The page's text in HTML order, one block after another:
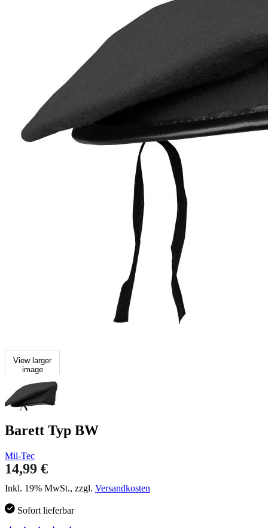
View larger
image
Barett Typ BW
Mil-Tec
14,99 €
Inkl. 19% MwSt., zzgl. Versandkosten
Sofort lieferbar